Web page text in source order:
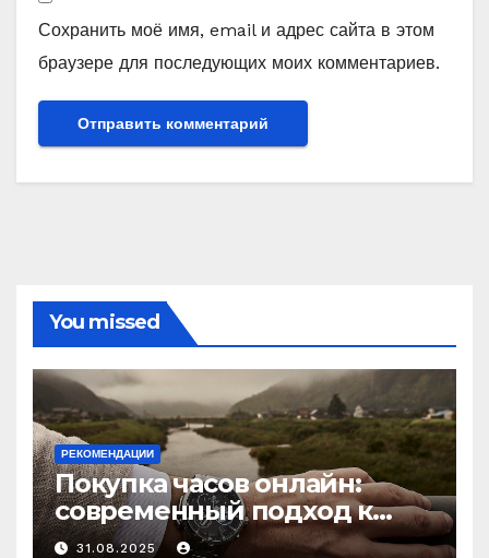
Сохранить моё имя, email и адрес сайта в этом
браузере для последующих моих комментариев.
You missed
РЕКОМЕНДАЦИИ
Покупка часов онлайн:
современный подход к
выбору аксессуаров
31.08.2025